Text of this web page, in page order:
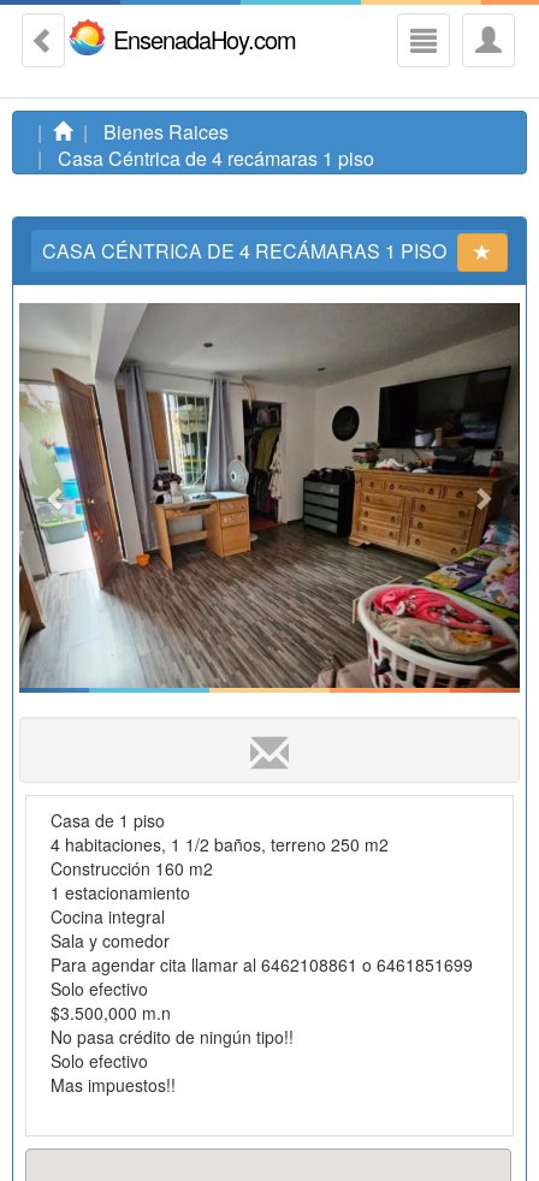
EnsenadaHoy.com
Bienes Raices
Casa Céntrica de 4 recámaras 1 piso
CASA CÉNTRICA DE 4 RECÁMARAS 1 PISO
Previous Next
Casa de 1 piso
4 habitaciones, 1 1/2 baños, terreno 250 m2
Construcción 160 m2
1 estacionamiento
Cocina integral
Sala y comedor
Para agendar cita llamar al 6462108861 o 6461851699
Solo efectivo
$3.500,000 m.n
No pasa crédito de ningún tipo!!
Solo efectivo
Mas impuestos!!